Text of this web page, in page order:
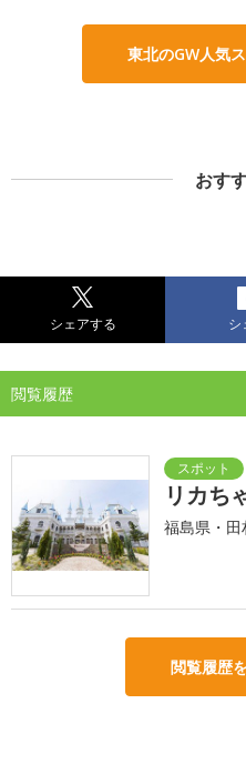
東北のGW人気
おす
シェアする シ
閲覧履歴
リカち
福島県・
閲覧履歴